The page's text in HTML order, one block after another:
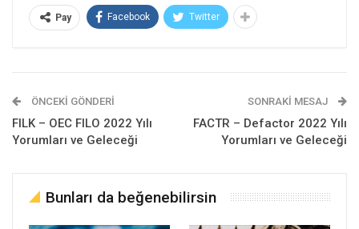
Pay Facebook Twitter
ÖNCEKI GÖNDERI
FILK – OEC FILO 2022 Yılı
Yorumları ve Geleceği
SONRAKI MESAJ
FACTR – Defactor 2022 Yılı
Yorumları ve Geleceği
Bunları da beğenebilirsin